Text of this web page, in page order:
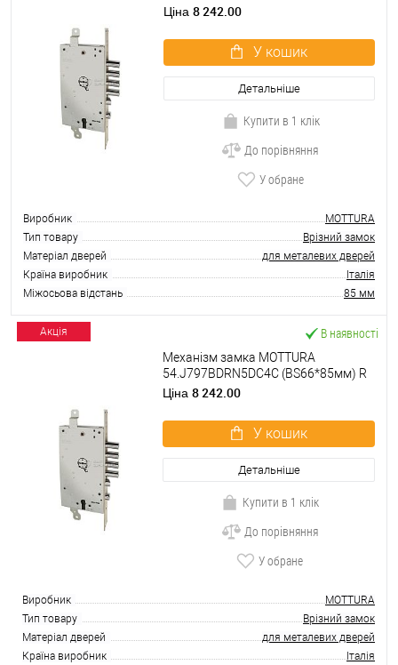
лівий
Ціна 8 242.00
У кошик
Детальніше
Купити в 1 клік
До порівняння
У обране
Виробник
MOTTURA
Тип товару
Врізний замок
Матеріал дверей
для металевих дверей
Країна виробник
Італія
Міжосьова відстань
85 мм
Акція В наявності
Механізм замка MOTTURA
54.J797BDRN5DC4C (BS66*85мм) R
правий
Ціна 8 242.00
У кошик
Детальніше
Купити в 1 клік
До порівняння
У обране
Виробник
MOTTURA
Тип товару
Врізний замок
Матеріал дверей
для металевих дверей
Країна виробник
Італія